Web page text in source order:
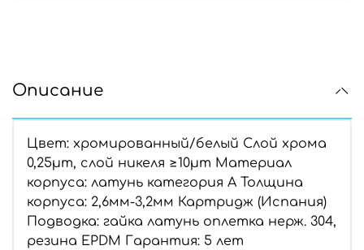
Описание
Цвет: хромированный/белый Слой хрома
0,25µm, слой никеля ≥10µm Материал
корпуса: латунь категория А Толщина
корпуса: 2,6мм-3,2мм Картридж (Испания)
Подводка: гайка латунь оплетка нерж. 304,
резина EPDM Гарантия: 5 лет